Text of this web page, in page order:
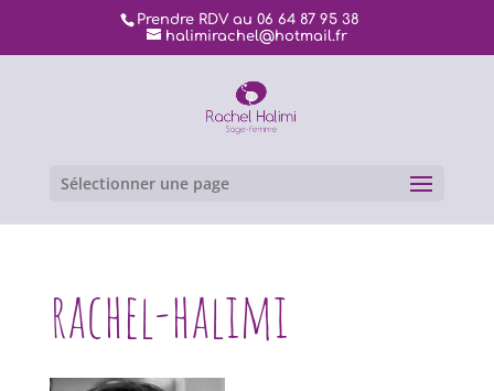
Prendre RDV au 06 64 87 95 38
halimirachel@hotmail.fr
Sélectionner une page
rachel-halimi